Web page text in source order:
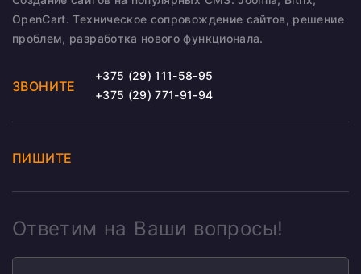
OpenCart. Техническое сопровождение сайтов, решение
проблем, разработка нового функционала.
ЗВОНИТЕ
+375 (29) 111-58-95
+375 (29) 771-91-94
ПИШИТЕ
Ответим на Ваши вопросы!